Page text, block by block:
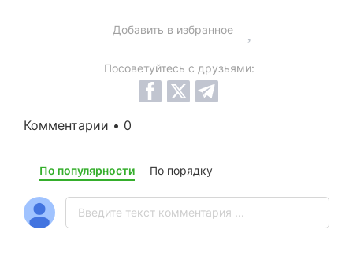
Добавить в избранное
Посоветуйтесь с друзьями:
Комментарии • 0
По популярности По порядку